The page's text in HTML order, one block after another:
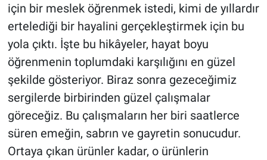
için bir meslek öğrenmek istedi, kimi de yıllardır
ertelediği bir hayalini gerçekleştirmek için bu
yola çıktı. İşte bu hikâyeler, hayat boyu
öğrenmenin toplumdaki karşılığını en güzel
şekilde gösteriyor. Biraz sonra gezeceğimiz
sergilerde birbirinden güzel çalışmalar
göreceğiz. Bu çalışmaların her biri saatlerce
süren emeğin, sabrın ve gayretin sonucudur.
Ortaya çıkan ürünler kadar, o ürünlerin